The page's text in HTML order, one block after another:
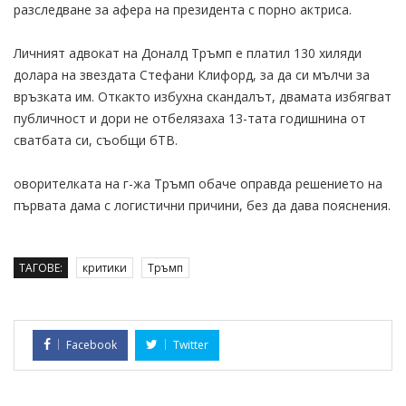
разследване за афера на президента с порно актриса.
Личният адвокат на Доналд Тръмп е платил 130 хиляди
долара на звездата Стефани Клифорд, за да си мълчи за
връзката им. Откакто избухна скандалът, двамата избягват
публичност и дори не отбелязаха 13-тата годишнина от
сватбата си, съобщи бТВ.
оворителката на г-жа Тръмп обаче оправда решението на
първата дама с логистични причини, без да дава пояснения.
ТАГОВЕ: критики Тръмп
Facebook Twitter